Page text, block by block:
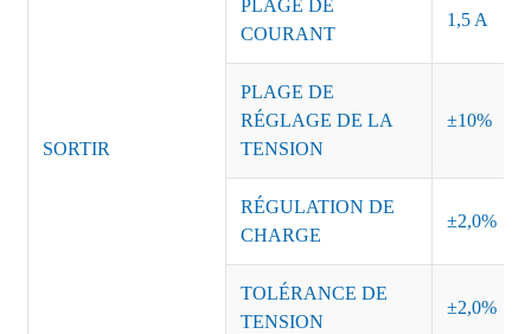
SORTIR
PLAGE DE
COURANT
1,5 A
PLAGE DE
RÉGLAGE DE LA
TENSION
±10%
RÉGULATION DE
CHARGE
±2,0%
TOLÉRANCE DE
TENSION
±2,0%